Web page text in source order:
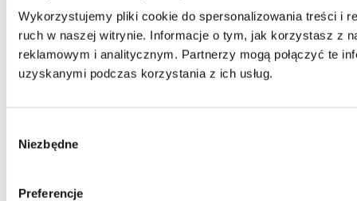
Wykorzystujemy pliki cookie do spersonalizowania treści i
ruch w naszej witrynie. Informacje o tym, jak korzystasz z
reklamowym i analitycznym. Partnerzy mogą połączyć te
uzyskanymi podczas korzystania z ich usług.
zgody
Niezbędne
Preferencje